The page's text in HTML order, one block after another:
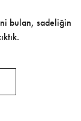
bulan, sadeliğin